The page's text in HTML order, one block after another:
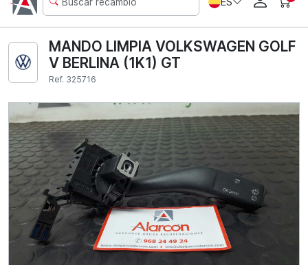
MANDO LIMPIA VOLKSWAGEN GOLF
V BERLINA (1K1) GT
Ref. 325716